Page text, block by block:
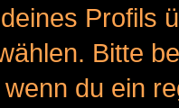
Profils
Bitte
du ein